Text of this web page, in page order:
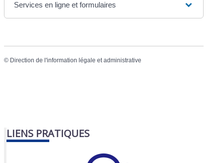
Services en ligne et formulaires
© Direction de l'information légale et administrative
LIENS PRATIQUES